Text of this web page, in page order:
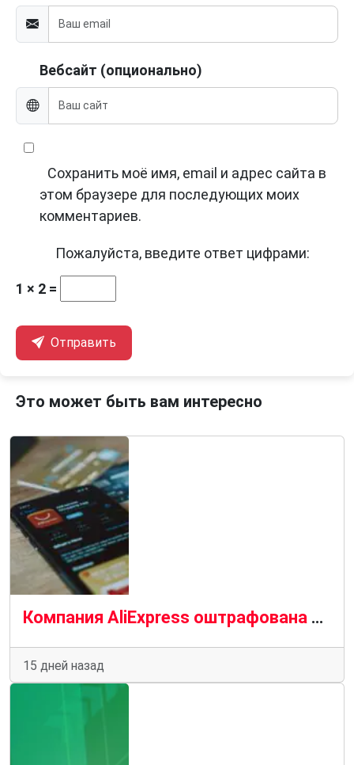
Вебсайт (опционально)
Сохранить моё имя, email и адрес сайта в
этом браузере для последующих моих
комментариев.
Пожалуйста, введите ответ цифрами:
1 × 2 =
Отправить
Это может быть вам интересно
Компания AliExpress оштрафована на 550 миллионов евро за нарушение Закона о цифровых услугах.
15 дней назад